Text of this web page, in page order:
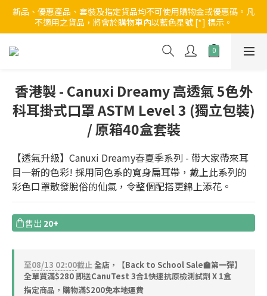
新註冊會員享$30購物金 | 全店滿$200享免費本地送貨；不足$200
需收取$30運費
新品、優惠產品、套裝及指定貨品均不可使用購物金或優惠碼。凡
不適用之貨品，將會於購物車內以藍色星號 [*] 標示。
新註冊會員享$30購物金 | 全店滿$200享免費本地送貨；不足$200
香港製 - Canuxi Dreamy 高透氣 5色外
科耳掛式口罩 ASTM Level 3 (獨立包裝)
/ 原箱40盒套裝
【透氣升級】Canuxi Dreamy春夏季系列 - 帶大家帶來耳
目一新的色彩! 採用同色系的寬身扁耳帶，戴上此系列的
彩色口罩散發脫俗的仙氣，令整個配搭更錦上添花。
售出 20+
至08/13 02:00截止全店，【Back to School Sale🏫第一彈】
全單買滿$280 即送CanuTest 3合1快速抗原檢測試劑 X 1盒
指定商品，購物滿$200免本地運費